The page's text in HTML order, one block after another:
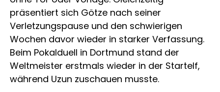
präsentiert sich Götze nach seiner
Verletzungspause und den schwierigen
Wochen davor wieder in starker Verfassung.
Beim Pokalduell in Dortmund stand der
Weltmeister erstmals wieder in der Startelf,
während Uzun zuschauen musste.